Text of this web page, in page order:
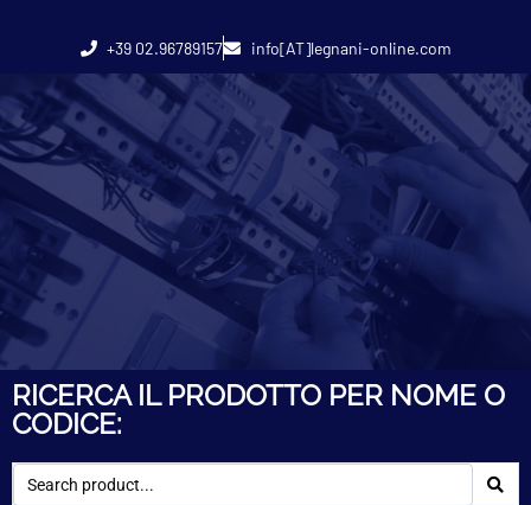
+39 02.96789157 info[AT]legnani-online.com
RICERCA IL PRODOTTO PER NOME O
CODICE: